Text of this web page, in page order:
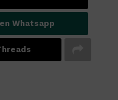
Whatsapp